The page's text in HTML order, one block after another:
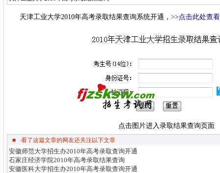
天津工业大学2010年高考录取结果查询系统开通， >>点击此处查看
点击图片进入录取结果查询页面
■ 看了这篇文章的网友还关注以下文章
安徽师范大学招生办2010年高考录取查询开通
石家庄经济学院2010年高考录取结果查询
安徽医科大学招生办2010年高考录取查询开通